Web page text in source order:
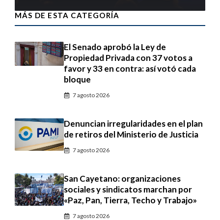
MÁS DE ESTA CATEGORÍA
El Senado aprobó la Ley de
Propiedad Privada con 37 votos a
favor y 33 en contra: así votó cada
bloque
7 agosto 2026
Denuncian irregularidades en el plan
de retiros del Ministerio de Justicia
7 agosto 2026
San Cayetano: organizaciones
sociales y sindicatos marchan por
«Paz, Pan, Tierra, Techo y Trabajo»
7 agosto 2026